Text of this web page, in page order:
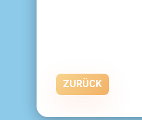
ZURÜCK